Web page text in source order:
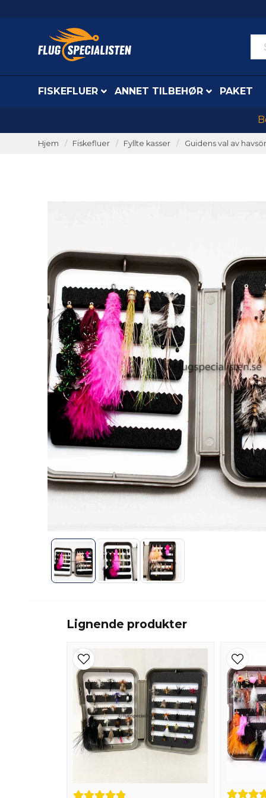
FISKEFLUER ANNET TILBEHØR PAKET
Hjem Fiskefluer Fyllte kasser Guidens val av
Lignende produkter